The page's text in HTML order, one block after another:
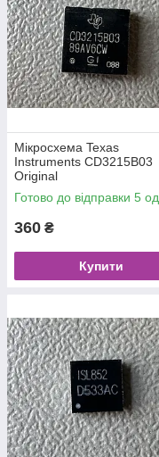
Мікросхема Texas
Instruments CD3215B03
Original
Готово до відправки 5 од.
360 ₴
Купити